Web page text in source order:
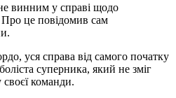
винним у справі щодо
Про це повідомив сам
уся справа від самого початку
суперника, який не зміг
команди.